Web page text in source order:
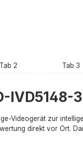
Tab 2 Tab 3
IVD5148-
Videogerät zur
direkt vor Ort.